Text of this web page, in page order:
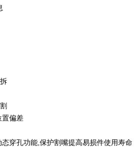
偏差
穿孔功能,保护割嘴提高易损件使用寿命